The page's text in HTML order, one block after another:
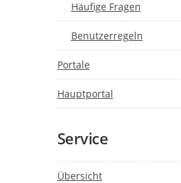
Häufige Fragen
Benutzerregeln
Portale
Hauptportal
Service
Übersicht